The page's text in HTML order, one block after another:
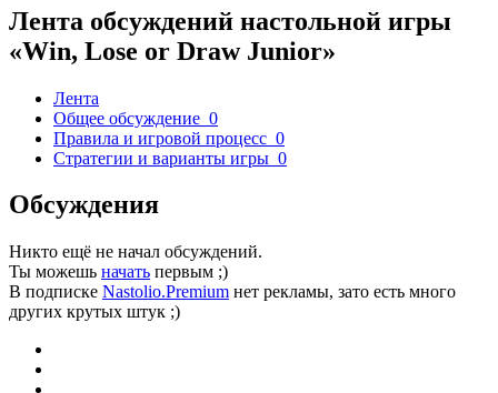
Лента обсуждений настольной игры
«Win, Lose or Draw Junior»
Лента
Общее обсуждение 0
Правила и игровой процесс 0
Стратегии и варианты игры 0
Обсуждения
Никто ещё не начал обсуждений.
Ты можешь начать первым ;)
В подписке Nastolio.Premium нет рекламы, зато есть много
других крутых штук ;)